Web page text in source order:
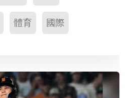
體育 國際